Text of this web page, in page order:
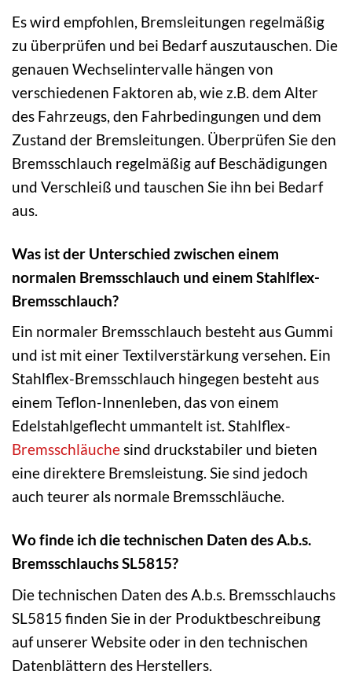
Es wird empfohlen, Bremsleitungen regelmäßig
zu überprüfen und bei Bedarf auszutauschen. Die
genauen Wechselintervalle hängen von
verschiedenen Faktoren ab, wie z.B. dem Alter
des Fahrzeugs, den Fahrbedingungen und dem
Zustand der Bremsleitungen. Überprüfen Sie den
Bremsschlauch regelmäßig auf Beschädigungen
und Verschleiß und tauschen Sie ihn bei Bedarf
aus.
Was ist der Unterschied zwischen einem
normalen Bremsschlauch und einem Stahlflex-
Bremsschlauch?
Ein normaler Bremsschlauch besteht aus Gummi
und ist mit einer Textilverstärkung versehen. Ein
Stahlflex-Bremsschlauch hingegen besteht aus
einem Teflon-Innenleben, das von einem
Edelstahlgeflecht ummantelt ist. Stahlflex-
Bremsschläuchesind druckstabiler und bieten
eine direktere Bremsleistung. Sie sind jedoch
auch teurer als normale Bremsschläuche.
Wo finde ich die technischen Daten des A.b.s.
Bremsschlauchs SL5815?
Die technischen Daten des A.b.s. Bremsschlauchs
SL5815 finden Sie in der Produktbeschreibung
auf unserer Website oder in den technischen
Datenblättern des Herstellers.